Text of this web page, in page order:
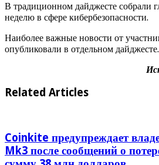
В традиционном дайджесте собрали
неделю в сфере кибербезопасности.
Наиболее важные новости от
опубликовали в отдельном дайджесте.
Related Articles
Coinkite предупреждает
Mk3 после сообщений о